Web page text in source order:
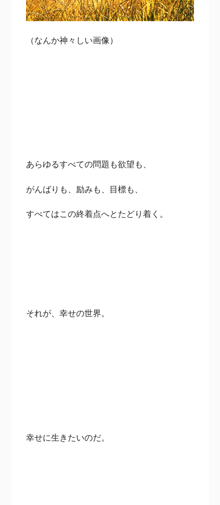
（なんか神々しい画像）
あらゆるすべての問題も欲望も、
がんばりも、励みも、目標も、
すべてはこの終着点へとたどり着く。
それが、幸せの世界。
幸せに生きたいのだ。